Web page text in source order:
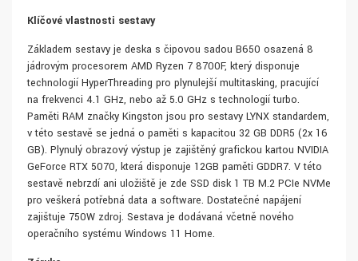
Klíčové vlastnosti sestavy
Základem sestavy je deska s čipovou sadou B650 osazená 8
jádrovým procesorem AMD Ryzen 7 8700F, který disponuje
technologií HyperThreading pro plynulejší multitasking, pracující
na frekvenci 4.1 GHz, nebo až 5.0 GHz s technologií turbo.
Paměti RAM značky Kingston jsou pro sestavy LYNX standardem,
v této sestavě se jedná o paměti s kapacitou 32 GB DDR5 (2x 16
GB). Plynulý obrazový výstup je zajištěný grafickou kartou NVIDIA
GeForce RTX 5070, která disponuje 12GB paměti GDDR7. V této
sestavě nebrzdí ani uložiště je zde SSD disk 1 TB M.2 PCIe NVMe
pro veškerá potřebná data a software. Dostatečné napájení
zajištuje 750W zdroj. Sestava je dodávaná včetně nového
operačního systému Windows 11 Home.